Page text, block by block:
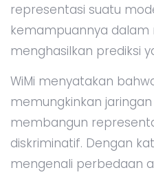
representasi suatu
kemampuannya
menghasilkan prediksi
WiMi menyatakan
memungkinkan
membangun
diskriminatif. Dengan
mengenali perbedaan